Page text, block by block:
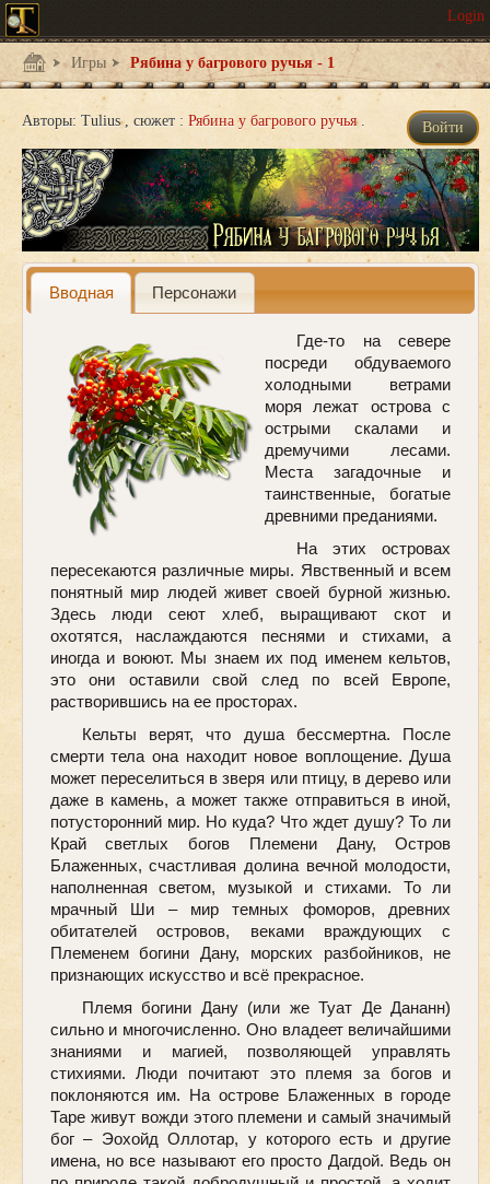
Игры Рябина у багрового ручья - 1
Войти
Авторы: Tulius сюжет : Рябина у багрового ручья
Вводная Персонажи
Где-то на севере
посреди обдуваемого
холодными ветрами
моря лежат острова с
острыми скалами и
дремучими лесами.
Места загадочные и
таинственные, богатые
древними преданиями.
На этих островах
пересекаются различные миры. Явственный и всем
понятный мир людей живет своей бурной жизнью.
Здесь люди сеют хлеб, выращивают скот и
охотятся, наслаждаются песнями и стихами, а
иногда и воюют. Мы знаем их под именем кельтов,
это они оставили свой след по всей Европе,
растворившись на ее просторах.
Кельты верят, что душа бессмертна. После
смерти тела она находит новое воплощение. Душа
может переселиться в зверя или птицу, в дерево или
даже в камень, а может также отправиться в иной,
потусторонний мир. Но куда? Что ждет душу? То ли
Край светлых богов Племени Дану, Остров
Блаженных, счастливая долина вечной молодости,
наполненная светом, музыкой и стихами. То ли
мрачный Ши – мир темных фоморов, древних
обитателей островов, веками враждующих с
Племенем богини Дану, морских разбойников, не
признающих искусство и всё прекрасное.
Племя богини Дану (или же Туат Де Дананн)
сильно и многочисленно. Оно владеет величайшими
знаниями и магией, позволяющей управлять
стихиями. Люди почитают это племя за богов и
поклоняются им. На острове Блаженных в городе
Таре живут вожди этого племени и самый значимый
бог – Эохойд Оллотар, у которого есть и другие
имена, но все называют его просто Дагдой. Ведь он